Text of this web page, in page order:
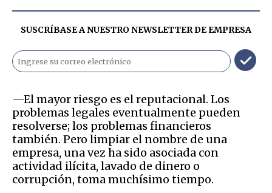
SUSCRÍBASE A NUESTRO NEWSLETTER DEEMPRESA
—El mayor riesgo es el reputacional. Los
problemas legales eventualmente pueden
resolverse; los problemas financieros
también. Pero limpiar el nombre de una
empresa, una vez ha sido asociada con
actividad ilícita, lavado de dinero o
corrupción, toma muchísimo tiempo.